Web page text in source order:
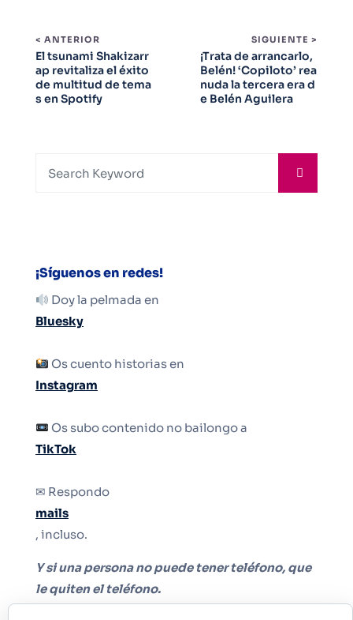
< ANTERIOR
El tsunami Shakizarr
ap revitaliza el éxito
de multitud de tema
s en Spotify
SIGUIENTE >
¡Trata de arrancarlo,
Belén! ‘Copiloto’ rea
nuda la tercera era d
e Belén Aguilera
¡Síguenos en redes!
Doy la pelmada en
Bluesky
Os cuento historias en
Instagram
Os subo contenido no bailongo a
TikTok
✉ Respondo
mails
, incluso.
Y si una persona no puede tener teléfono, que
le quiten el teléfono.